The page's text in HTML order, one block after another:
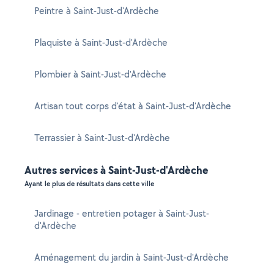
Peintre à Saint-Just-d'Ardèche
Plaquiste à Saint-Just-d'Ardèche
Plombier à Saint-Just-d'Ardèche
Artisan tout corps d'état à Saint-Just-d'Ardèche
Terrassier à Saint-Just-d'Ardèche
Autres services à Saint-Just-d'Ardèche
Ayant le plus de résultats dans cette ville
Jardinage - entretien potager à Saint-Just-
d'Ardèche
Aménagement du jardin à Saint-Just-d'Ardèche